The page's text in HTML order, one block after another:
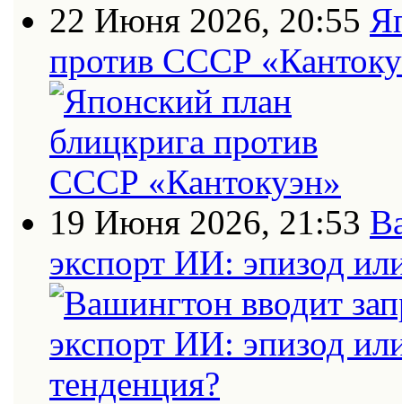
22 Июня 2026, 20:55
против СССР
19 Июня 2026, 21:53
экспорт ИИ: эпизод